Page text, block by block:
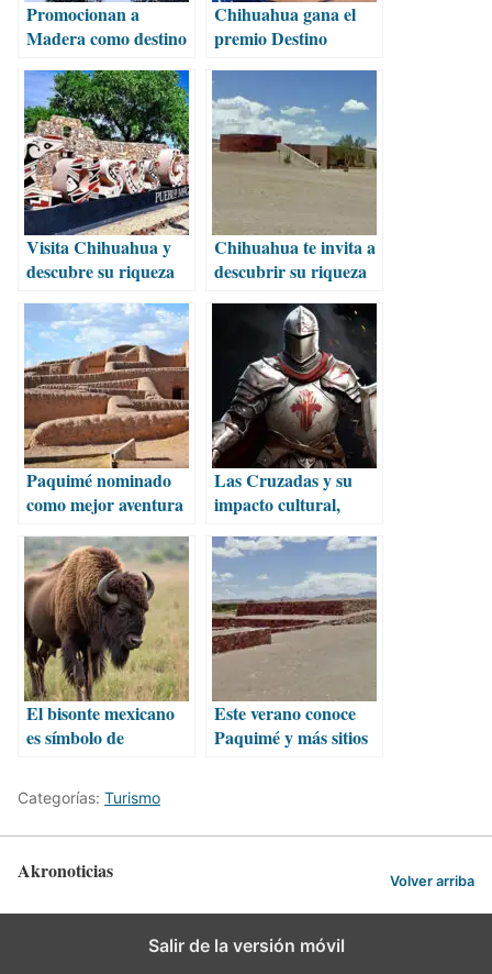
Promocionan a
Madera como destino
Chihuahua gana el
premio Destino
Visita Chihuahua y
descubre su riqueza
cultural
Chihuahua te invita a
descubrir su riqueza
Paquimé nominado
como mejor aventura
México
Las Cruzadas y su
impacto cultural,
oculto
El bisonte mexicano
es símbolo de
cultural
Este verano conoce
Paquimé y más sitios
Categorías: Turismo
Akronoticias Volver arriba
Salir de la versión móvil